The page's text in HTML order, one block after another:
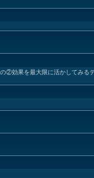
②効果を最大限に活かしてみる